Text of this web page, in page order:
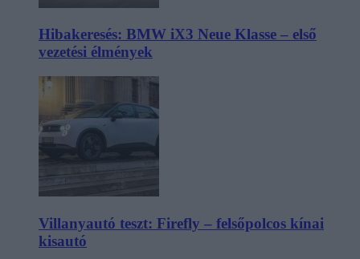
Hibakeresés: BMW iX3 Neue Klasse – első
vezetési élmények
Villanyautó teszt: Firefly – felsőpolcos kínai
kisautó